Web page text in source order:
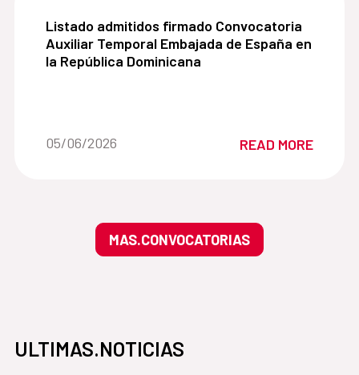
Listado admitidos firmado Convocatoria Auxiliar
Listado admitidos firmado Convocatoria
Auxiliar Temporal Embajada de España en
la República Dominicana
Date of the news::
05/06/2026 READ MORE
MAS.CONVOCATORIAS
ULTIMAS.NOTICIAS